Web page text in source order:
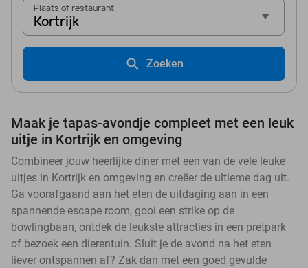
Plaats of restaurant
Kortrijk
Zoeken
Maak je tapas-avondje compleet met een leuk
uitje in Kortrijk en omgeving
Combineer jouw heerlijke diner met een van de vele leuke
uitjes in Kortrijk en omgeving en creëer de ultieme dag uit.
Ga voorafgaand aan het eten de uitdaging aan in een
spannende escape room, gooi een strike op de
bowlingbaan, ontdek de leukste attracties in een pretpark
of bezoek een dierentuin. Sluit je de avond na het eten
liever ontspannen af? Zak dan met een goed gevulde